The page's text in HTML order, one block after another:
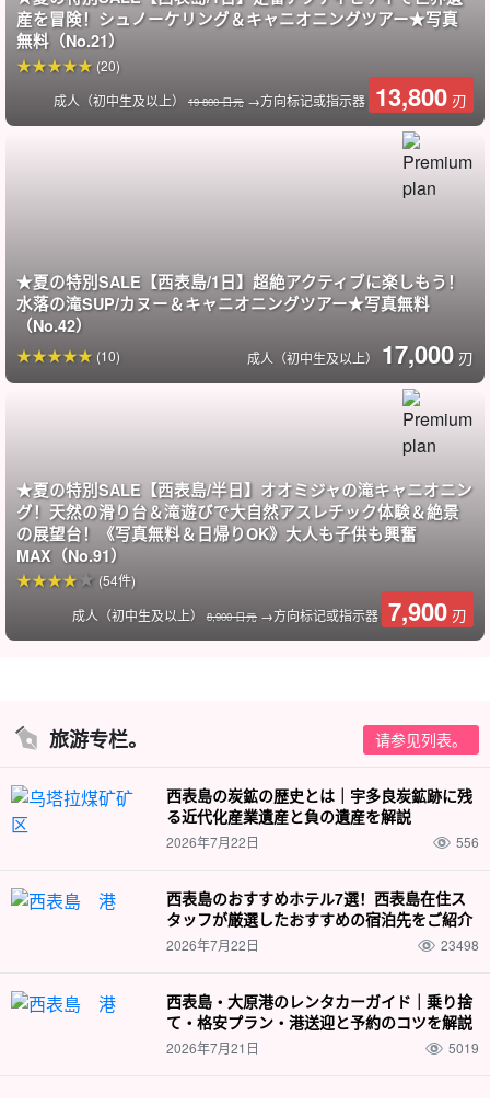
最大、最美丽的红树林花园之一。 我要和你做爱
经《竹富町导游条例》认证的专业导游会提供细致的帮助！
瀑布溪降是一种令人兴奋的体验！
跳入瀑布水潭，体验独特的峡谷漂流，让你在照片上看起来更美！
非常适合希望留下终生难忘回忆的活跃人士。
➡︎ 在此购买船票。
⬇︎ 红树林独木舟和淋浴徒步游也值得推荐！
欢乐的一天☆乘独木舟和滑水板游览仲间川红树林，以
陪同，并免费赠送照片）（编号 152）。
所要时间：6 小时。
16,000 日元。
産を冒険！シュノーケリング＆キャニオニングツアー★写真
無料（No.21）
成人（初中生及以上） 19 800 日元 →方向标记或指示器 13,800 刃
(20)
★夏の特別SALE【西表島/1日】超絶アクティブに楽しもう！
水落の滝SUP/カヌー＆キャニオニングツアー★写真無料
（No.42）
成人（初中生及以上） 17,000 刃
(10)
★夏の特別SALE【西表島/半日】オオミジャの滝キャニオニン
グ！天然の滑り台＆滝遊びで大自然アスレチック体験＆絶景
の展望台！《写真無料＆日帰りOK》大人も子供も興奮
MAX（No.91）
成人（初中生及以上） 8,900 日元 →方向标记或指示器 7,900 刃
(54件)
旅游专栏。 请参见列表。
西表島の炭鉱の歴史とは｜宇多良炭鉱跡に残
る近代化産業遺産と負の遺産を解説
2026年7月22日 556
西表島のおすすめホテル7選！西表島在住ス
タッフが厳選したおすすめの宿泊先をご紹介
2026年7月22日 23498
西表島・大原港のレンタカーガイド｜乗り捨
て・格安プラン・港送迎と予約のコツを解説
2026年7月21日 5019